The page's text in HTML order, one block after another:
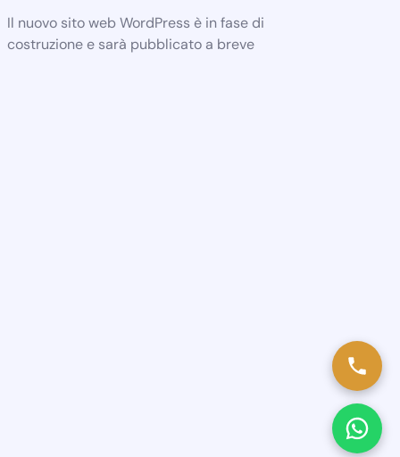
Il nuovo sito web WordPress è in fase di
costruzione e sarà pubblicato a breve